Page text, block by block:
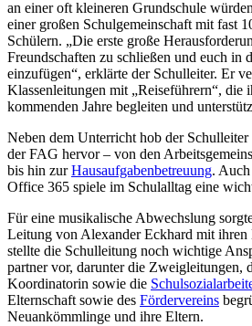
an einer oft kleineren Grundschule
einer großen Schulgemeinschaft mit fast
Schülern. „Die erste große
Freundschaften zu schließen und euch in
einzufügen“, erklärte der Schulleiter. Er
Klassenleitungen mit „Reiseführern“, die
kommenden Jahre begleiten und
Neben dem Unterricht hob der
der FAG hervor – von den
bis hin zurHausaufgabenbetreuung.
Office 365 spiele im Schulalltag eine
Für eine musikalische Abwechslung
Leitung von Alexander Eckhard mit ihren
stellte die Schulleitung noch wichtige
partner vor, darunter die Zweigleitungen,
Koordinatorin sowie die
Elternschaft sowie des Fördervereins
Neuankömmlinge und ihre Eltern.